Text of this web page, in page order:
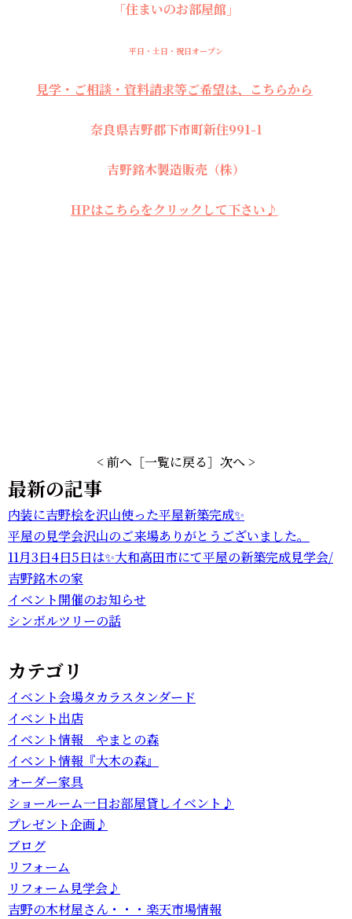
「住まいのお部屋館」
平日・土日・祝日オープン
見学・ご相談・資料請求等ご希望は、こちらから
奈良県吉野郡下市町新住991-1
吉野銘木製造販売（株）
HPはこちらをクリックして下さい♪
< 前へ ［一覧に戻る］ 次へ >
最新の記事
内装に吉野桧を沢山使った平屋新築完成✨
平屋の見学会沢山のご来場ありがとうございました。
11月3日4日5日は✨大和高田市にて平屋の新築完成見学会/
吉野銘木の家
イベント開催のお知らせ
シンボルツリーの話
カテゴリ
イベント会場タカラスタンダード
イベント出店
イベント情報 やまとの森
イベント情報『大木の森』
オーダー家具
ショールーム一日お部屋貸しイベント♪
プレゼント企画♪
ブログ
リフォーム
リフォーム見学会♪
吉野の木材屋さん・・・楽天市場情報